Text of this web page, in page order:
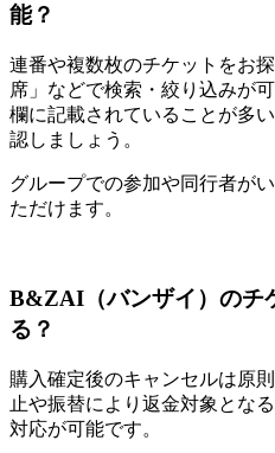
能？
連番や複数枚のチケットをお
席」などで検索・絞り込みが
欄に記載されていることが多
認しましょう。
グループでの参加や同行者が
ただけます。
B&ZAI（バンザイ）のチ
る？
購入確定後のキャンセルは原
止や振替により返金対象とな
対応が可能です。